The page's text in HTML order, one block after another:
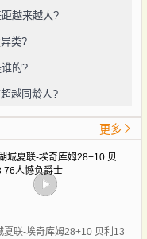
越来越大?
类?
的?
越同龄人?
更多
夏联-埃奇库姆28+10 贝利13